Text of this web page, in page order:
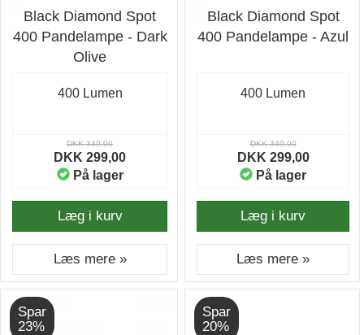
Black Diamond Spot
400 Pandelampe - Dark
Olive
400 Lumen
DKK 349,00
DKK 299,00
På lager
Læg i kurv
Læs mere »
Black Diamond Spot
400 Pandelampe - Azul
400 Lumen
DKK 349,00
DKK 299,00
På lager
Læg i kurv
Læs mere »
Spar
23%
Spar
20%